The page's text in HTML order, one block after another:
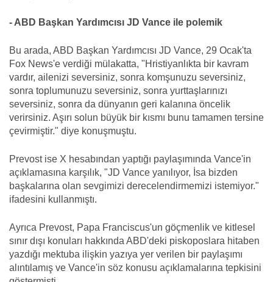
- ABD Başkan Yardımcısı JD Vance ile polemik
Bu arada, ABD Başkan Yardımcısı JD Vance, 29 Ocak'ta
Fox News'e verdiği mülakatta, "Hristiyanlıkta bir kavram
vardır, ailenizi seversiniz, sonra komşunuzu seversiniz,
sonra toplumunuzu seversiniz, sonra yurttaşlarınızı
seversiniz, sonra da dünyanın geri kalanına öncelik
verirsiniz. Aşırı solun büyük bir kısmı bunu tamamen tersine
çevirmiştir." diye konuşmuştu.
Prevost ise X hesabından yaptığı paylaşımında Vance'in
açıklamasına karşılık, "JD Vance yanılıyor, İsa bizden
başkalarına olan sevgimizi derecelendirmemizi istemiyor."
ifadesini kullanmıştı.
Ayrıca Prevost, Papa Franciscus'un göçmenlik ve kitlesel
sınır dışı konuları hakkında ABD'deki piskoposlara hitaben
yazdığı mektuba ilişkin yazıya yer verilen bir paylaşımı
alıntılamış ve Vance'in söz konusu açıklamalarına tepkisini